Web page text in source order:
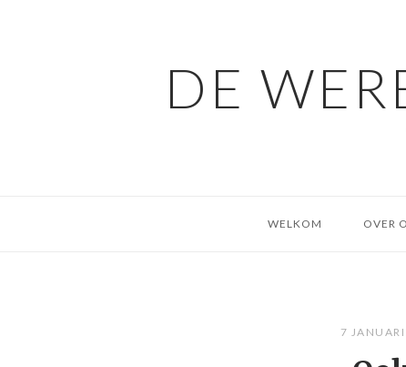
DE
WELKOM OVER
7